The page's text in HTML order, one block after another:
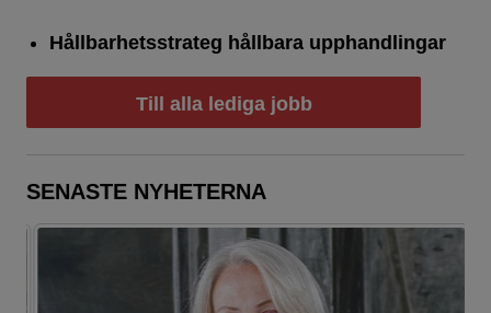
Hållbarhetsstrateg hållbara upphandlingar
Till alla lediga jobb
SENASTE NYHETERNA